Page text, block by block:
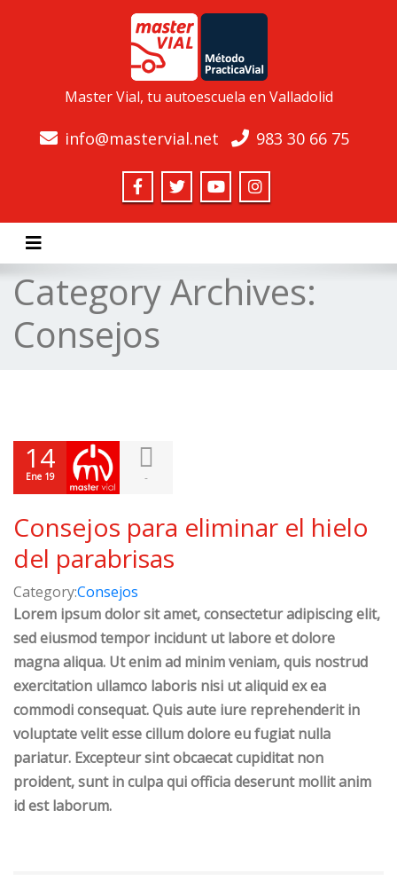
Master Vial, tu autoescuela en Valladolid
info@mastervial.net 983 30 66 75
Toggle navigation
Category Archives:
Consejos
14
Ene 19 -
Consejos para eliminar el hielo
del parabrisas
Category:Consejos
Lorem ipsum dolor sit amet, consectetur adipiscing elit,
sed eiusmod tempor incidunt ut labore et dolore
magna aliqua. Ut enim ad minim veniam, quis nostrud
exercitation ullamco laboris nisi ut aliquid ex ea
commodi consequat. Quis aute iure reprehenderit in
voluptate velit esse cillum dolore eu fugiat nulla
pariatur. Excepteur sint obcaecat cupiditat non
proident, sunt in culpa qui officia deserunt mollit anim
id est laborum.